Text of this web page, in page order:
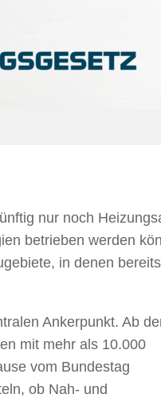
nur noch
betrieben werden
in denen
Ankerpunkt. Ab
mit mehr als 10.000
vom Bundestag
ob Nah- und